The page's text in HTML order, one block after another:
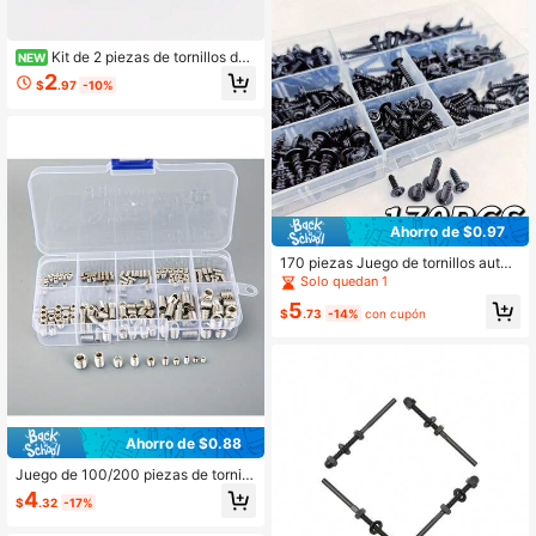
NEW Kit de 2 piezas de tornillos de r
epuesto para asiento de inodoro, pe
rnos de acero inoxidable de alta resi
$2.97 -10%
Ahorro de $0.88
Juego de 100/200 piezas de tornill
os de cabeza hexagonal, pernos de
cabeza hexagonal, tornillos de fijaci
$4.32 -17%
Ahorro de $0.97
170 piezas Juego de tornillos autorr
oscantes de tamaños M3/M4/M3.
5/M4.8, tornillos de cabeza plana d
e acero al carbono negro, adecuad
Solo quedan 1
$5.73 -14% con cupón